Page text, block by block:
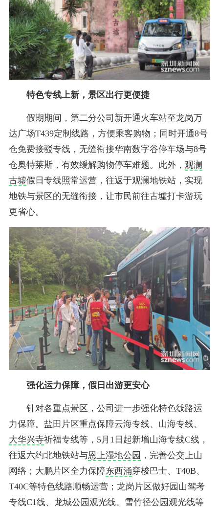
特色专线上新，景区出行更便捷
假期期间，第二分公司新开通火车站至龙岗万
达广场T439定制线路，方便乘客购物；同时开通8号
仓免费接驳专线，无缝衔接华南数字谷停车场与8号
仓奥特莱斯，有效缓解购物停车难题。此外， 观澜
古墟假日专线照常运营，往返于观澜地铁站，实现
地铁与景区的无缝衔接，让市民前往古墟打卡游玩
更省心。
强化运力保障，假日出游更安心
针对各重点景区，公司进一步强化特色线路运
力保障。盐田片区重点保障云海专线、山海专线、
大华兴寺祈福专线等，5月1日起新增山海专线C线，
往返六约北地铁站与恩上湿地公园 ，完善公交上山
网络；大鹏片区全力保障东西涌穿梭巴士、T40B、
T40C等特色线路顺畅运营；龙岗片区做好园山驾考
专线C1线、龙城公园观光线、雪竹径公园观光线等